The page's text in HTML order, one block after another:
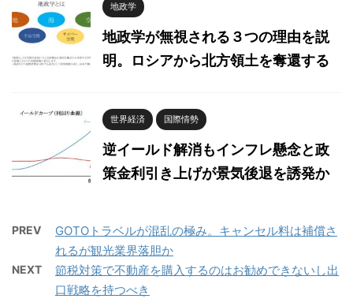
地政学
地政学が無視される３つの理由を説
明。ロシアから北方領土を奪還する
世界経済 国際情勢
逆イールド解消もインフレ懸念と政
策金利引き上げが景気後退を誘発か
PREV
GOTOトラベルが混乱の極み。キャンセル料は補償さ
れるが観光業界落胆か
NEXT
節税対策で不動産を購入するのはお勧めできないし出
口戦略を持つべき